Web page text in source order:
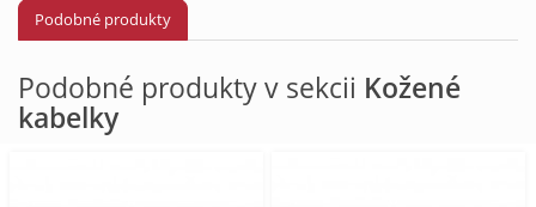
Podobné produkty
Podobné produkty v sekcii Kožené
kabelky